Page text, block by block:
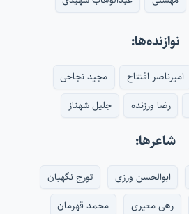
نوازنده‌ها:
امیرناصر افتتاح
مجید نجاحی
رضا ورزنده جلیل شهناز
شاعرها:
ابوالحسن ورزی
تورج نگهبان
رهی معیری محمد قهرمان